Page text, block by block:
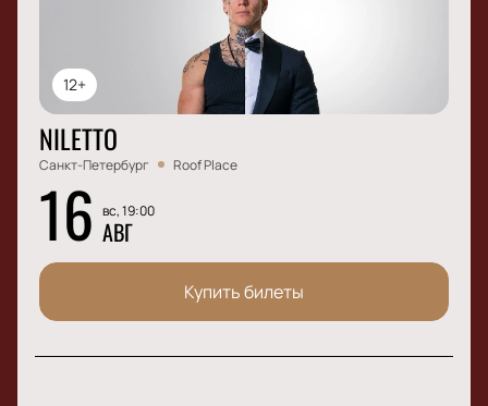
12+
NILETTO
Санкт-Петербург Roof Place
16 вс, 19:00
АВГ
Купить билеты